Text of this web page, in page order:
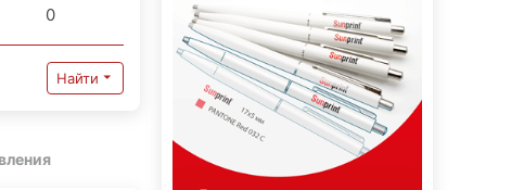
0
Найти